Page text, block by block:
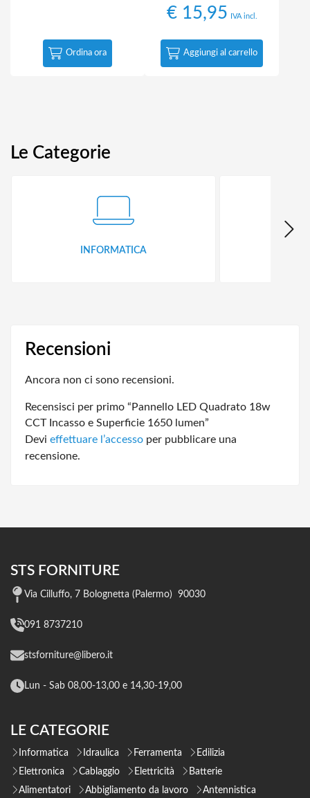
Ordina ora
€15,95 IVA incl.
Aggiungi al carrello
Le Categorie
INFORMATICA
Recensioni
Ancora non ci sono recensioni.
Recensisci per primo “Pannello LED Quadrato 18w
CCT Incasso e Superficie 1650 lumen”
Devi effettuare l’accesso per pubblicare una
recensione.
STS FORNITURE
Via Cilluffo, 7 Bolognetta (Palermo) 90030
091 8737210
stsforniture@libero.it
Lun - Sab 08,00-13,00 e 14,30-19,00
LE CATEGORIE
Informatica Idraulica Ferramenta
Edilizia
Elettronica
Cablaggio Elettricità
Batterie
Alimentatori
Abbigliamento da lavoro Antennistica